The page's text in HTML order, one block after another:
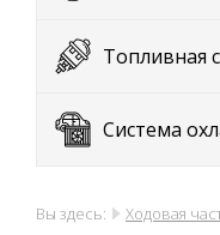
Топливная
Система
Вы здесь: Ходовая